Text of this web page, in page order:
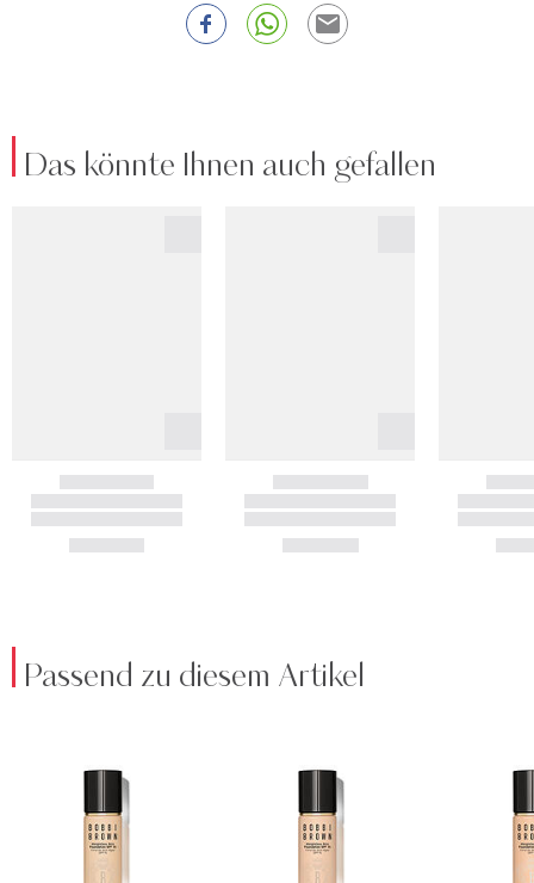
Das könnte Ihnen auch gefallen
Passend zu diesem Artikel